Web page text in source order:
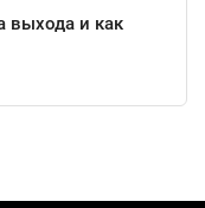
выбираете не просто
удовлетворить
выхода и как